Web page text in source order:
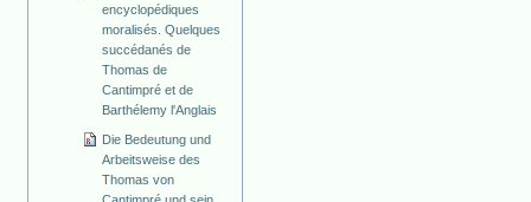
encyclopédiques
moralisés. Quelques
succédanés de
Thomas de
Cantimpré et de
Barthélemy l'Anglais
Die Bedeutung und
Arbeitsweise des
Thomas von
Cantimpré und sein